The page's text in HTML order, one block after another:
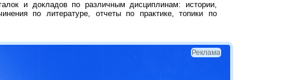
и докладов по различным дисциплинам: истории,
по литературе, отчеты по практике, топики по
Реклама